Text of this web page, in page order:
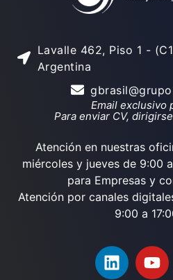
Lavalle 462, Piso 1 -
Argentina
Email exclusivo
Para enviar CV,
Atención en nuestras
miércoles y jueves de 9:00
para Empresas y
Atención por canales
9:00 a